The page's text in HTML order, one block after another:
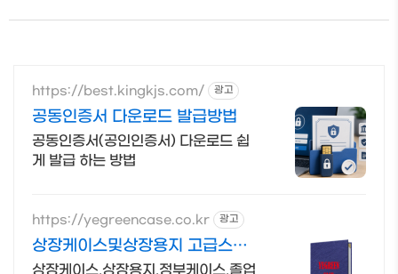
https://best.kingkjs.com/ 광고
공동인증서 다운로드 발급방법
공동인증서(공인인증서) 다운로드 쉽
게 발급 하는 방법
https://yegreencase.co.kr 광고
상장케이스및상장용지 고급스러
운 차별화된 디자인
상장케이스,상장용지,정부케이스,졸업